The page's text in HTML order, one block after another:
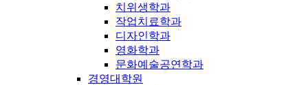
치위생학과
작업치료학과
디자인학과
영화학과
문화예술공연학과
경영대학원